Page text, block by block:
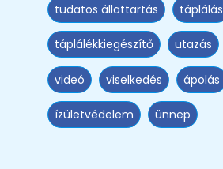
tudatos állattartás táplálás
táplálékkiegészítő utazás
videó viselkedés ápolás
ízületvédelem ünnep